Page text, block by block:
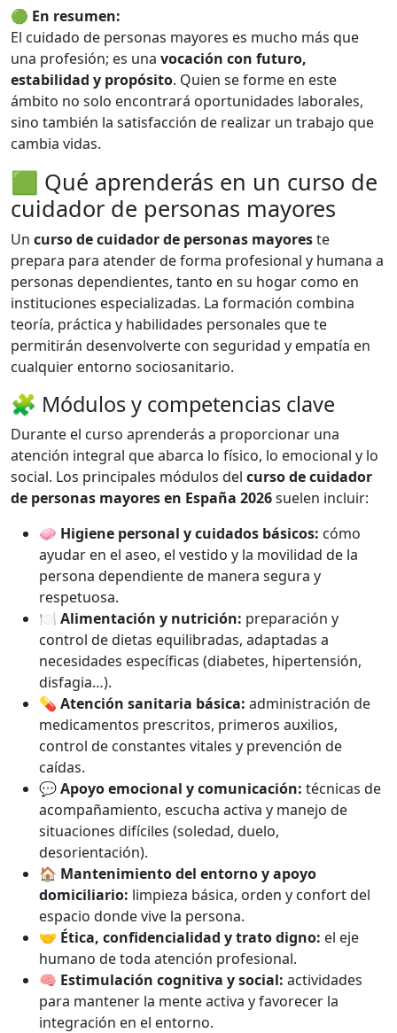
🟢 En resumen:
El cuidado de personas mayores es mucho más que
una profesión; es una vocación con futuro,
estabilidad y propósito. Quien se forme en este
ámbito no solo encontrará oportunidades laborales,
sino también la satisfacción de realizar un trabajo que
cambia vidas.
🟩 Qué aprenderás en un curso de
cuidador de personas mayores
Un curso de cuidador de personas mayoreste
prepara para atender de forma profesional y humana a
personas dependientes, tanto en su hogar como en
instituciones especializadas. La formación combina
teoría, práctica y habilidades personales que te
permitirán desenvolverte con seguridad y empatía en
cualquier entorno sociosanitario.
🧩 Módulos y competencias clave
Durante el curso aprenderás a proporcionar una
atención integral que abarca lo físico, lo emocional y lo
social. Los principales módulos del curso de cuidador
de personas mayores en España 2026suelen incluir:
🧼 Higiene personal y cuidados básicos: cómo
ayudar en el aseo, el vestido y la movilidad de la
persona dependiente de manera segura y
respetuosa.
🍽️ Alimentación y nutrición: preparación y
control de dietas equilibradas, adaptadas a
necesidades específicas (diabetes, hipertensión,
disfagia…).
💊 Atención sanitaria básica: administración de
medicamentos prescritos, primeros auxilios,
control de constantes vitales y prevención de
caídas.
💬Apoyo emocional y comunicación: técnicas de
acompañamiento, escucha activa y manejo de
situaciones difíciles (soledad, duelo,
desorientación).
🏠 Mantenimiento del entorno y apoyo
domiciliario: limpieza básica, orden y confort del
espacio donde vive la persona.
🤝 Ética, confidencialidad y trato digno: el eje
humano de toda atención profesional.
🧠 Estimulación cognitiva y social: actividades
para mantener la mente activa y favorecer la
integración en el entorno.